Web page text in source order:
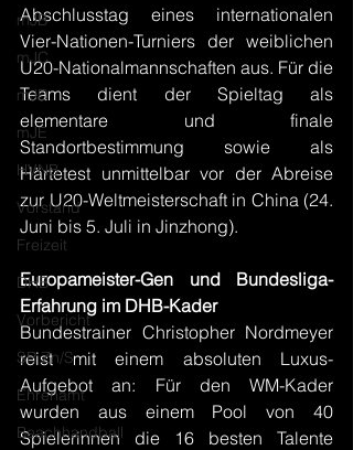
mJB
mJC
mJD
mJE
HVNB
Vorstand
Freizeit
DHB
Vorbericht
SR Zn/S
Ehrenamt
Beachhandball
Abschlusstag eines internationalen
Vier-Nationen-Turniers der weiblichen
U20-Nationalmannschaften aus. Für die
Teams dient der Spieltag als
elementare und finale
Standortbestimmung sowie als
Härtetest unmittelbar vor der Abreise
zur U20-Weltmeisterschaft in China (24.
Juni bis 5. Juli in Jinzhong).
Europameister-Gen und Bundesliga-
Erfahrung im DHB-Kader
Bundestrainer Christopher Nordmeyer
reist mit einem absoluten Luxus-
Aufgebot an: Für den WM-Kader
wurden aus einem Pool von 40
Spielerinnen die 16 besten Talente